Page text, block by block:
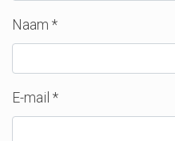
Naam *
E-mail *